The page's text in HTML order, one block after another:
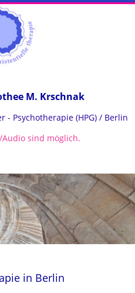
M. Krschnak
- Psychotherapie (HPG) / Berlin
sind möglich.
in Berlin